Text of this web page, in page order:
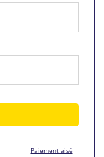
Paiement aisé